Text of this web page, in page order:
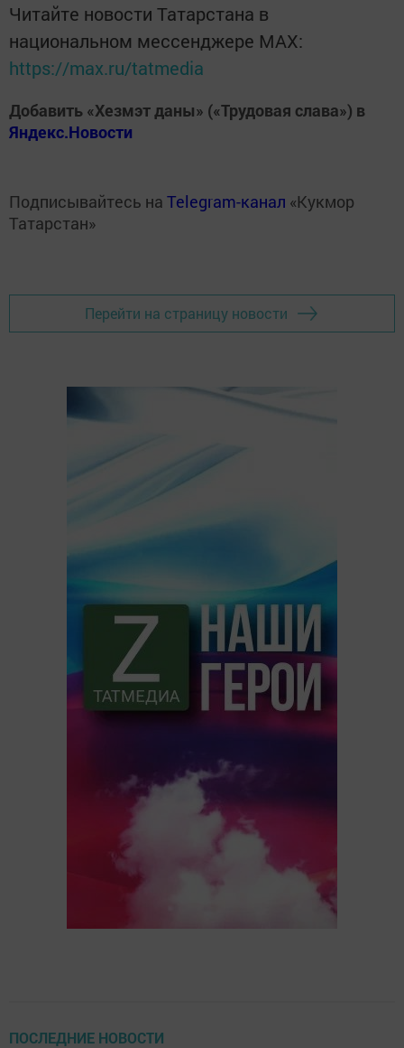
Читайте новости Татарстана в
национальном мессенджере MАХ:
https://max.ru/tatmedia
Добавить «Хезмэт даны» («Трудовая слава») в
Яндекс.Новости
Подписывайтесь на Telegram-канал «Кукмор
Татарстан»
Перейти на страницу новости
ПОСЛЕДНИЕ НОВОСТИ